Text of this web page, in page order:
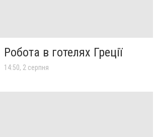
Робота в готелях Греції
14:50, 2 серпня